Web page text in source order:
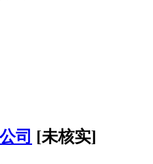
司 [未核实]